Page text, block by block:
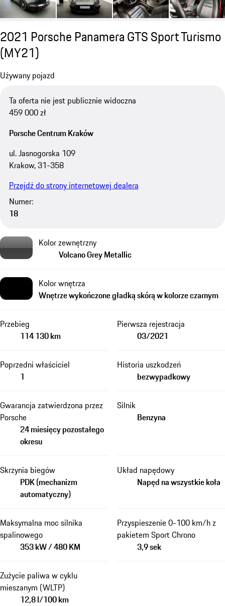
2021 Porsche Panamera GTS Sport Turismo
(MY21)
Używany pojazd
Ta oferta nie jest publicznie widoczna
459 000 zł
Porsche Centrum Kraków
ul. Jasnogorska 109
Krakow, 31-358
Przejdź do strony internetowej dealera
Numer:
18
Kolor zewnętrzny
Volcano Grey Metallic
Kolor wnętrza
Wnętrze wykończone gładką skórą w kolorze czarnym
Przebieg
114 130 km
Pierwsza rejestracja
03/2021
Poprzedni właściciel
1
Historia uszkodzeń
bezwypadkowy
Gwarancja zatwierdzona przez
Porsche
24 miesięcy pozostałego
okresu
Silnik
Benzyna
Skrzynia biegów
PDK (mechanizm
automatyczny)
Układ napędowy
Napęd na wszystkie koła
Maksymalna moc silnika
spalinowego
353 kW / 480 KM
Przyspieszenie 0-100 km/h z
pakietem Sport Chrono
3,9 sek
Zużycie paliwa w cyklu
mieszanym (WLTP)
12,8 l/100 km